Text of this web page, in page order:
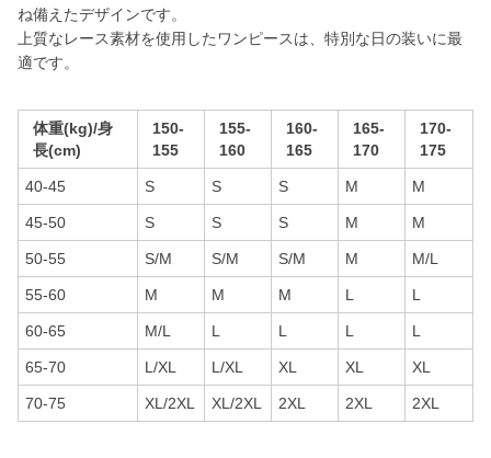
ね備えたデザインです。
上質なレース素材を使用したワンピースは、特別な日の装いに最
適です。
体重(kg)/身
長(cm)
150-
155
155-
160
160-
165
165-
170
170-
175
40-45 S S S M M
45-50 S S S M M
50-55 S/M S/M S/M M M/L
55-60 M M M L L
60-65 M/L L L L L
65-70 L/XL L/XL XL XL XL
70-75 XL/2XL XL/2XL 2XL 2XL 2XL